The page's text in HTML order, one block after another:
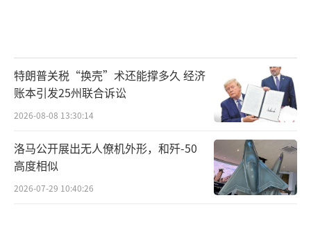
特朗普关税“换壳”术还能撑多久 经济
账本引发25州联合诉讼
2026-08-08 13:30:14
洛马公开展出无人僚机外形，和歼-50
高度相似
2026-07-29 10:40:26